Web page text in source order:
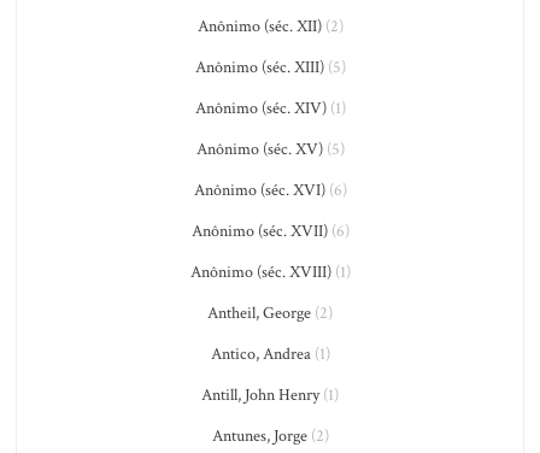
Anônimo (séc. XII)(2)
Anônimo (séc. XIII)(5)
Anônimo (séc. XIV)(1)
Anônimo (séc. XV)(5)
Anônimo (séc. XVI)(6)
Anônimo (séc. XVII)(6)
Anônimo (séc. XVIII)(1)
Antheil, George (2)
Antico, Andrea(1)
Antill, John Henry(1)
Antunes, Jorge(2)